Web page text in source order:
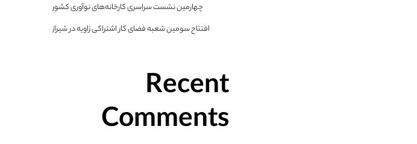
چهارمین نشست سراسری کارخانه‌های نوآوری کشور
افتتاح سومین شعبه فضای کار اشتراکی زاویه در شیراز
Recent
Comments